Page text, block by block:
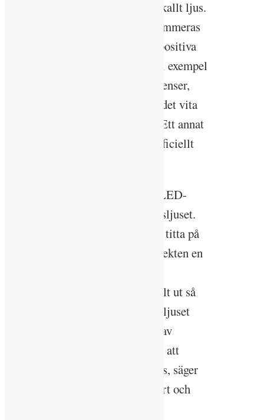
färgtemperaturen från varmt till kallt ljus.
Artificiellt ljus kan också programmeras
med färgtemperaturer för att ge positiva
hälsoeffekter. På dagen mår vi till exempel
bäst av ett vitt ljus med blå frekvenser,
under eftermiddag och kväll ska det vita
ljuset tonas ned och gå mot rött. Ett annat
exempel är dagsbrunnar med artificiellt
– De är framtagna med speciell LED-
teknologi som ska efterlikna dagsljuset.
Det ska verkligen kännas som att titta på
solen. Här spelar även placeboeffekten en
melatoninhalten kan påverkas fullt ut så
som det betydligt kraftigare dagsljuset
gör, så kan det till delvis stödjas av
placebo effekten. Det handlar om att
skapa känslan av att vara utomhus, säger
Ronnie Eriksson, belysningsexpert och